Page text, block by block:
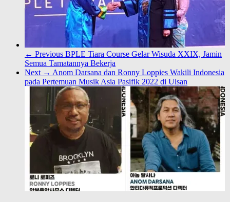
← Previous BPLE Tiara Course Gelar Wisuda XXIX, Jamin
Semua Tamatannya Bekerja
Next → Anom Darsana dan Ronny Loppies Wakili Indonesia
pada Pertemuan Musik Asia Pasifik 2022 di Ulsan